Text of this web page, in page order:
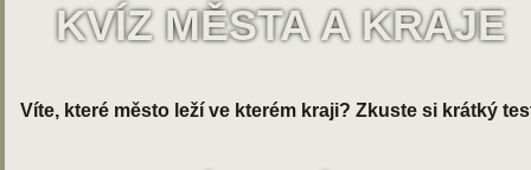
KVÍZ MĚSTA A KRAJE
Víte, které město leží ve kterém kraji? Zkuste si krátký